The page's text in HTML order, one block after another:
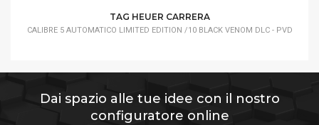
TAG HEUER CARRERA
CALIBRE 5 AUTOMATICO LIMITED EDITION /10 BLACK VENOM DLC - PVD
Dai spazio alle tue idee con il nostro
configuratore online